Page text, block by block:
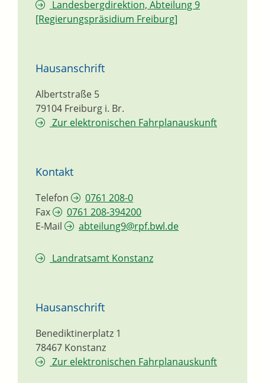
Landesbergdirektion, Abteilung 9
[Regierungspräsidium Freiburg]
Hausanschrift
Albertstraße 5
79104 Freiburg i. Br.
Zur elektronischen Fahrplanauskunft
Kontakt
Telefon
0761 208-0
Fax
0761 208-394200
E-Mail
abteilung9@rpf.bwl.de
Landratsamt Konstanz
Hausanschrift
Benediktinerplatz 1
78467 Konstanz
Zur elektronischen Fahrplanauskunft